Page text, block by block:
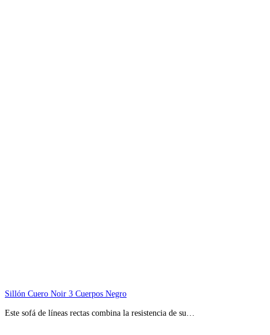
Sillón Cuero Noir 3 Cuerpos Negro
Este sofá de líneas rectas combina la resistencia de su…